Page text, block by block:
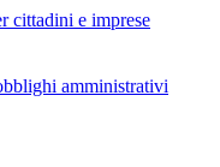
cittadini e imprese
amministrativi